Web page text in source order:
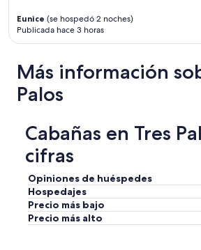
Eunice (se hospedó 2 noches)
Publicada hace 3 horas
Más información
Palos
Cabañas en Tres
cifras
Opiniones de huéspedes
Hospedajes
Precio más bajo
Precio más alto